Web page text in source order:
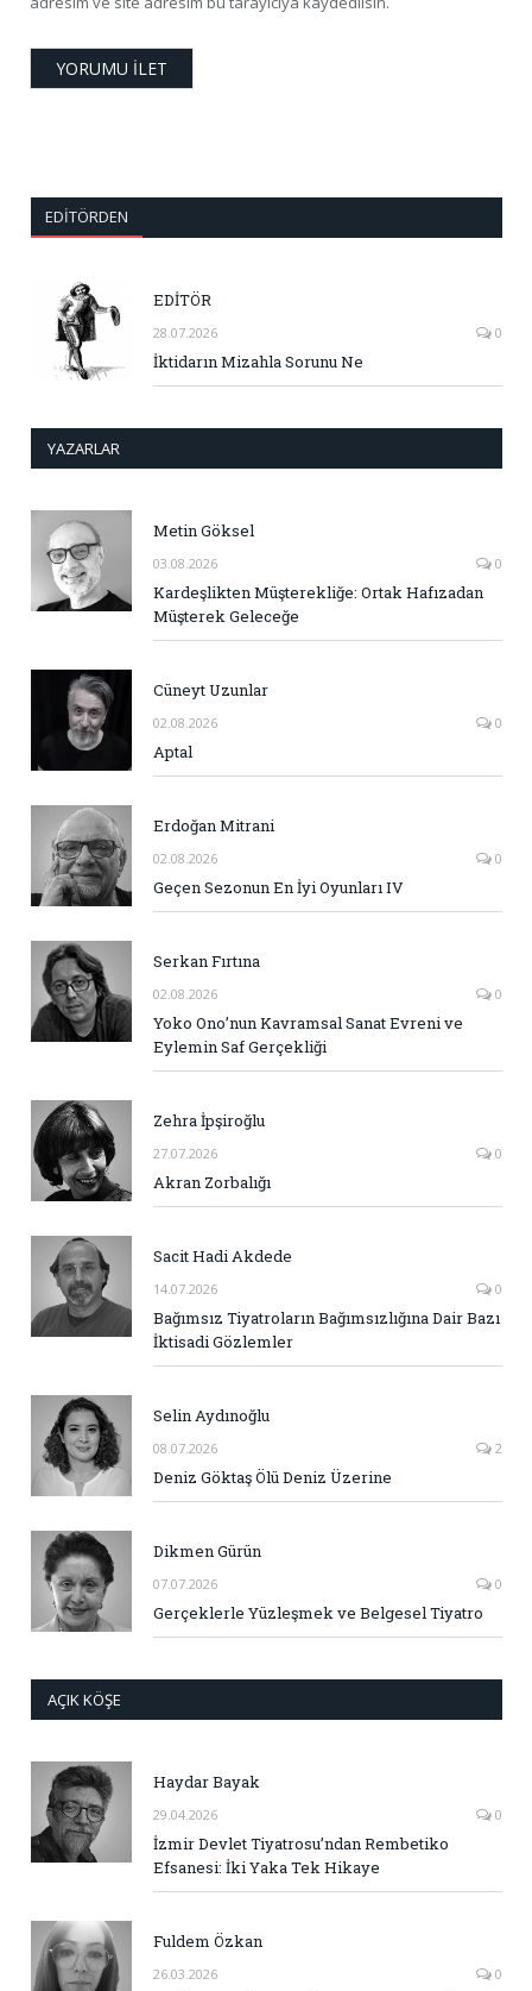
EDITÖRDEN
EDİTÖR
28.07.2026 0
İktidarın Mizahla Sorunu Ne
YAZARLAR
Metin Göksel
03.08.2026 0
Kardeşlikten Müşterekliğe: Ortak Hafızadan
Müşterek Geleceğe
Cüneyt Uzunlar
02.08.2026 0
Aptal
Erdoğan Mitrani
02.08.2026 0
Geçen Sezonun En İyi Oyunları IV
Serkan Fırtına
02.08.2026 0
Yoko Ono’nun Kavramsal Sanat Evreni ve
Eylemin Saf Gerçekliği
Zehra İpşiroğlu
27.07.2026 0
Akran Zorbalığı
Sacit Hadi Akdede
14.07.2026 0
Bağımsız Tiyatroların Bağımsızlığına Dair Bazı
İktisadi Gözlemler
Selin Aydınoğlu
08.07.2026 2
Deniz Göktaş Ölü Deniz Üzerine
Dikmen Gürün
07.07.2026 0
Gerçeklerle Yüzleşmek ve Belgesel Tiyatro
AÇIK KÖŞE
Haydar Bayak
29.04.2026 0
İzmir Devlet Tiyatrosu’ndan Rembetiko
Efsanesi: İki Yaka Tek Hikaye
Fuldem Özkan
26.03.2026 0